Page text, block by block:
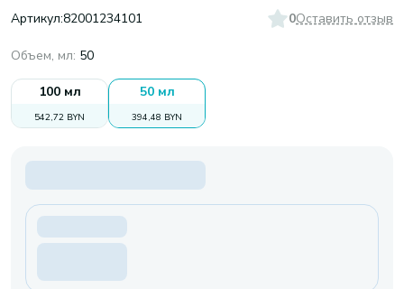
Артикул:82001234101 0Оставить отзыв
Объем, мл: 50
100 мл
542,72 BYN
50 мл
394,48 BYN